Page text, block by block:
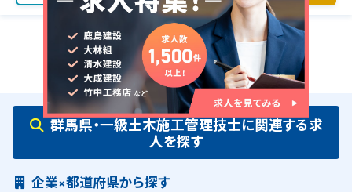
1
群馬県・一級土木施工管理技士に関連する求
人を探す
企業×都道府県から探す